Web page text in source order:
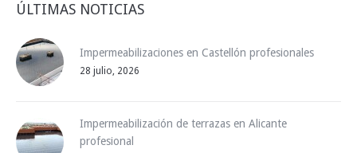
ÚLTIMAS NOTICIAS
Impermeabilizaciones en Castellón profesionales
28 julio, 2026
Impermeabilización de terrazas en Alicante
profesional